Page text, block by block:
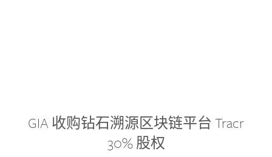
GIA 收购钻石溯源区块链平台 Tracr
30% 股权